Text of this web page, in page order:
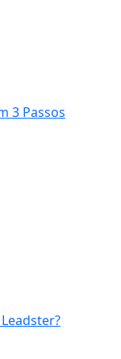
3 Passos